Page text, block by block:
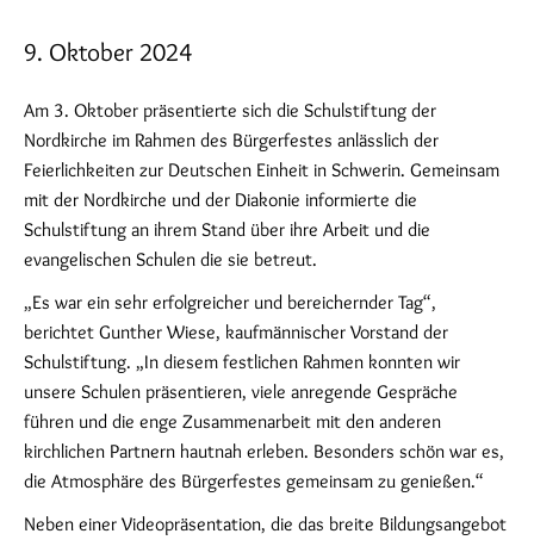
9. Oktober 2024
Am 3. Oktober präsentierte sich die Schulstiftung der
Nordkirche im Rahmen des Bürgerfestes anlässlich der
Feierlichkeiten zur Deutschen Einheit in Schwerin. Gemeinsam
mit der Nordkirche und der Diakonie informierte die
Schulstiftung an ihrem Stand über ihre Arbeit und die
evangelischen Schulen die sie betreut.
„Es war ein sehr erfolgreicher und bereichernder Tag“,
berichtet Gunther Wiese, kaufmännischer Vorstand der
Schulstiftung. „In diesem festlichen Rahmen konnten wir
unsere Schulen präsentieren, viele anregende Gespräche
führen und die enge Zusammenarbeit mit den anderen
kirchlichen Partnern hautnah erleben. Besonders schön war es,
die Atmosphäre des Bürgerfestes gemeinsam zu genießen.“
Neben einer Videopräsentation, die das breite Bildungsangebot